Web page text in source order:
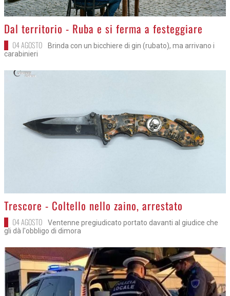
>
Dal territorio - Ruba e si ferma a festeggiare
04 AGOSTO
Brinda con un bicchiere di gin (rubato), ma arrivano i
carabinieri
>
Trescore - Coltello nello zaino, arrestato
04 AGOSTO
Ventenne pregiudicato portato davanti al giudice che
gli dà l'obbligo di dimora